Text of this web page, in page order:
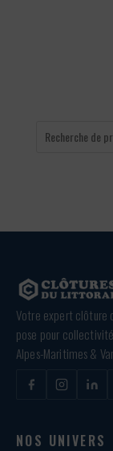
Votre expert clôture
pose pour
Alpes-Maritimes &
NOS UNIVERS